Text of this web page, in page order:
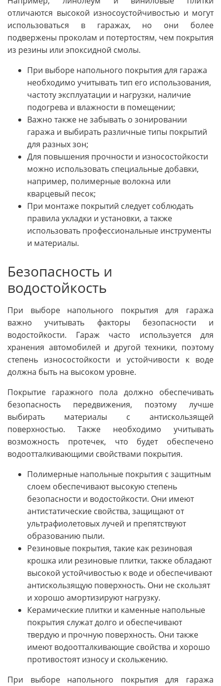
отличаются высокой износоустойчивостью и могут
использоваться в гаражах, но они более
подвержены проколам и потертостям, чем покрытия
из резины или эпоксидной смолы.
При выборе напольного покрытия для гаража
необходимо учитывать тип его использования,
частоту эксплуатации и нагрузки, наличие
подогрева и влажности в помещении;
Важно также не забывать о зонировании
гаража и выбирать различные типы покрытий
для разных зон;
Для повышения прочности и износостойкости
можно использовать специальные добавки,
например, полимерные волокна или
кварцевый песок;
При монтаже покрытий следует соблюдать
правила укладки и установки, а также
использовать профессиональные инструменты
и материалы.
Безопасность и
водостойкость
При выборе напольного покрытия для гаража
важно учитывать факторы безопасности и
водостойкости. Гараж часто используется для
хранения автомобилей и другой техники, поэтому
степень износостойкости и устойчивости к воде
должна быть на высоком уровне.
Покрытие гаражного пола должно обеспечивать
безопасность передвижения, поэтому лучше
выбирать материалы с антискользящей
поверхностью. Также необходимо учитывать
возможность протечек, что будет обеспечено
водоотталкивающими свойствами покрытия.
Полимерные напольные покрытия с защитным
слоем обеспечивают высокую степень
безопасности и водостойкости. Они имеют
антистатические свойства, защищают от
ультрафиолетовых лучей и препятствуют
образованию пыли.
Резиновые покрытия, такие как резиновая
крошка или резиновые плитки, также обладают
высокой устойчивостью к воде и обеспечивают
антискользящую поверхность. Они не скользят
и хорошо амортизируют нагрузку.
Керамические плитки и каменные напольные
покрытия служат долго и обеспечивают
твердую и прочную поверхность. Они также
имеют водоотталкивающие свойства и хорошо
противостоят износу и скольжению.
При выборе напольного покрытия для гаража